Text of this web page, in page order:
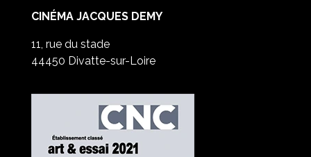
CINÉMA JACQUES DEMY
11, rue du stade
44450 Divatte-sur-Loire